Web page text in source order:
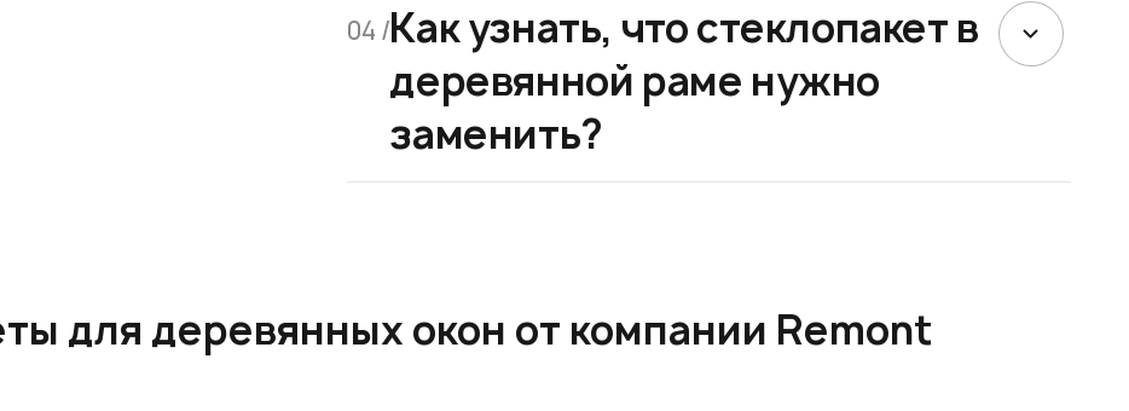
04 /Как узнать, что стеклопакет в
деревянной раме нужно
заменить?
для деревянных окон от компании Remont